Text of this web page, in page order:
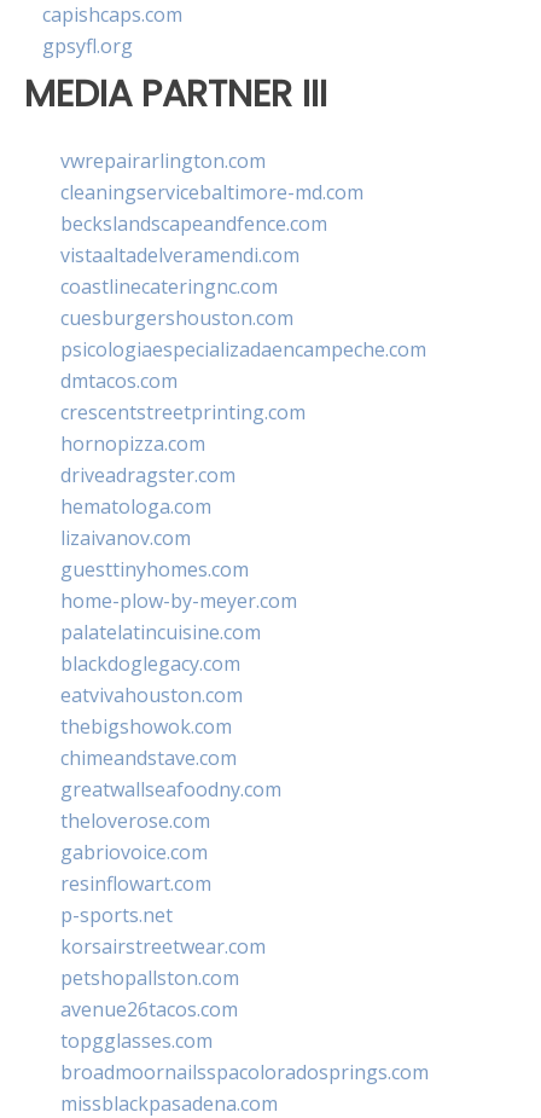
capishcaps.com
gpsyfl.org
MEDIA PARTNER III
vwrepairarlington.com
cleaningservicebaltimore-md.com
beckslandscapeandfence.com
vistaaltadelveramendi.com
coastlinecateringnc.com
cuesburgershouston.com
psicologiaespecializadaencampeche.com
dmtacos.com
crescentstreetprinting.com
hornopizza.com
driveadragster.com
hematologa.com
lizaivanov.com
guesttinyhomes.com
home-plow-by-meyer.com
palatelatincuisine.com
blackdoglegacy.com
eatvivahouston.com
thebigshowok.com
chimeandstave.com
greatwallseafoodny.com
theloverose.com
gabriovoice.com
resinflowart.com
p-sports.net
korsairstreetwear.com
petshopallston.com
avenue26tacos.com
topgglasses.com
broadmoornailsspacoloradosprings.com
missblackpasadena.com